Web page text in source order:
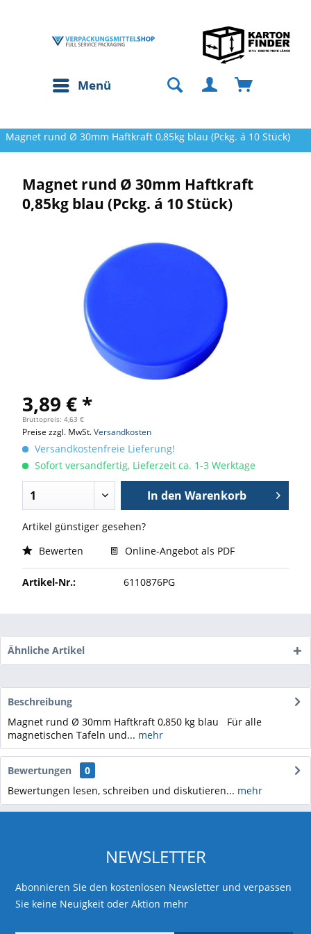
Menü
Magnet rund Ø 30mm Haftkraft 0,85kg blau (Pckg. á 10 Stück)
Magnet rund Ø 30mm Haftkraft
0,85kg blau (Pckg. á 10 Stück)
3,89 € *
Bruttopreis: 4,63 €
Preise zzgl. MwSt.Versandkosten
Versandkostenfreie Lieferung!
Sofort versandfertig, Lieferzeit ca. 1-3 Werktage
In den Warenkorb
Artikel günstiger gesehen?
Bewerten
Online-Angebot als PDF
Artikel-Nr.: 6110876PG
Ähnliche Artikel
Beschreibung
Magnet rund Ø 30mm Haftkraft 0,850 kg blau Für alle
magnetischen Tafeln und... mehr
Bewertungen
0
Bewertungen lesen, schreiben und diskutieren... mehr
NEWSLETTER
Abonnieren Sie den kostenlosen Newsletter und verpassen
Sie keine Neuigkeit oder Aktion mehr